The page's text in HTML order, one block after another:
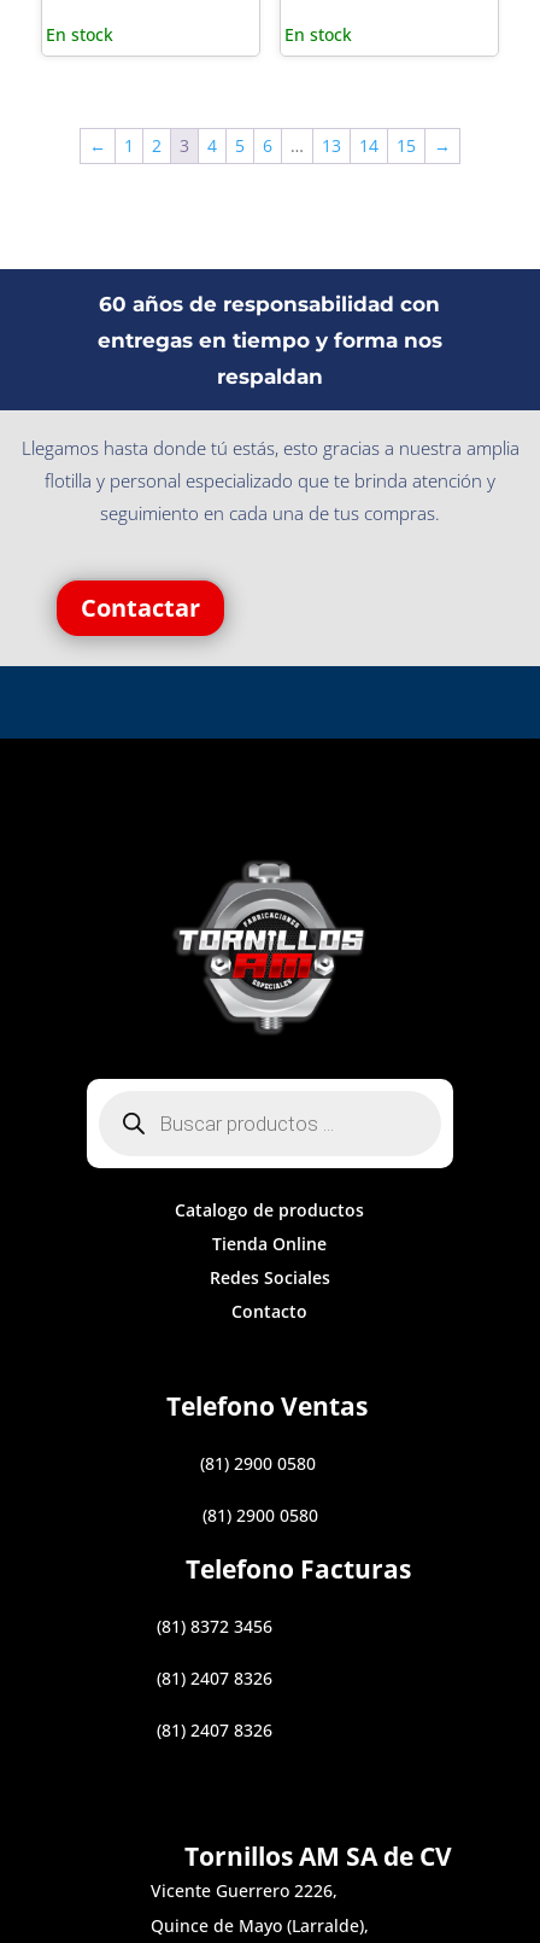
En stock En stock
← 1 2 3 4 5 6 … 13 14 15 →
60 años de responsabilidad con
entregas en tiempo y forma nos
respaldan
Llegamos hasta donde tú estás, esto gracias a nuestra amplia
flotilla y personal especializado que te brinda atención y
seguimiento en cada una de tus compras.
Contactar
productos
Catalogo de productos
Tienda Online
Redes Sociales
Contacto
Telefono Ventas
(81) 2900 0580
(81) 2900 0580
Telefono Facturas
(81) 8372 3456
(81) 2407 8326
(81) 2407 8326
Tornillos AM SA de CV
Vicente Guerrero 2226,
Quince de Mayo (Larralde),